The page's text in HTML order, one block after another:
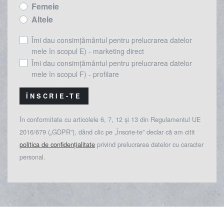
Femeie
Altele
Îmi dau consimțământul pentru prelucrarea datelor
mele în scopul E) - marketing direct
Îmi dau consimțământul pentru prelucrarea datelor
mele în scopul F) - profilare
ÎNSCRIE-TE
În conformitate cu articolele 6, 7, 12 și 13 din Regulamentul UE
2016/679 („GDPR”), dând clic pe „Înscrie-te” declar că am citit
politica de confidențialitate privind prelucrarea datelor cu caracter
personal.